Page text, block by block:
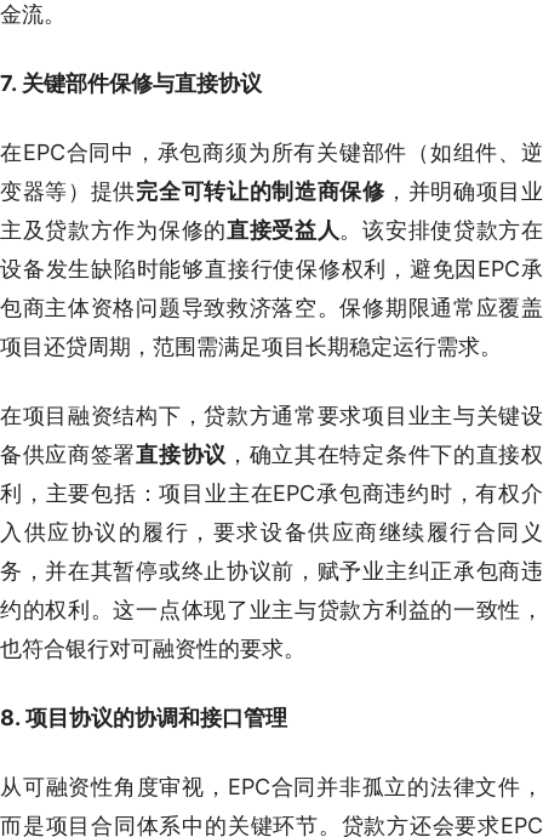
金流。
7. 关键部件保修与直接协议
在EPC合同中，承包商须为所有关键部件（如组件、逆
变器等）提供完全可转让的制造商保修，并明确项目业
主及贷款方作为保修的直接受益人。该安排使贷款方在
设备发生缺陷时能够直接行使保修权利，避免因EPC承
包商主体资格问题导致救济落空。保修期限通常应覆盖
项目还贷周期，范围需满足项目长期稳定运行需求。
在项目融资结构下，贷款方通常要求项目业主与关键设
备供应商签署直接协议 ，确立其在特定条件下的直接权
利，主要包括：项目业主在EPC承包商违约时，有权介
入供应协议的履行，要求设备供应商继续履行合同义
务，并在其暂停或终止协议前，赋予业主纠正承包商违
约的权利。这一点体现了业主与贷款方利益的一致性，
也符合银行对可融资性的要求。
8. 项目协议的协调和接口管理
从可融资性角度审视，EPC合同并非孤立的法律文件，
而是项目合同体系中的关键环节。贷款方还会要求EPC